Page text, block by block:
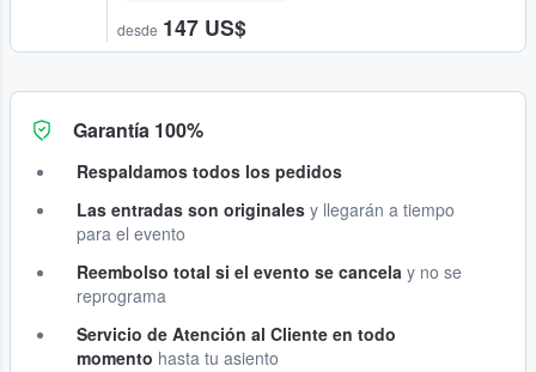
desde 147 US$
Garantía 100%
Respaldamos todos los pedidos
Las entradas son originales y llegarán a tiempo
para el evento
Reembolso total si el evento se cancela y no se
reprograma
Servicio de Atención al Cliente en todo
momento hasta tu asiento